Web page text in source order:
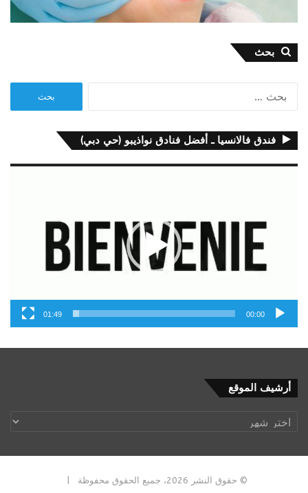
بحث
فندق فالانسيا ـ أفضل فنادق نواذيبو (حي دبي)
مشغل
00:00
01:49
أرشيف الموقع
أرشيف
الموقع
© حقوق النشر 2026، جميع الحقوق محفوظة |